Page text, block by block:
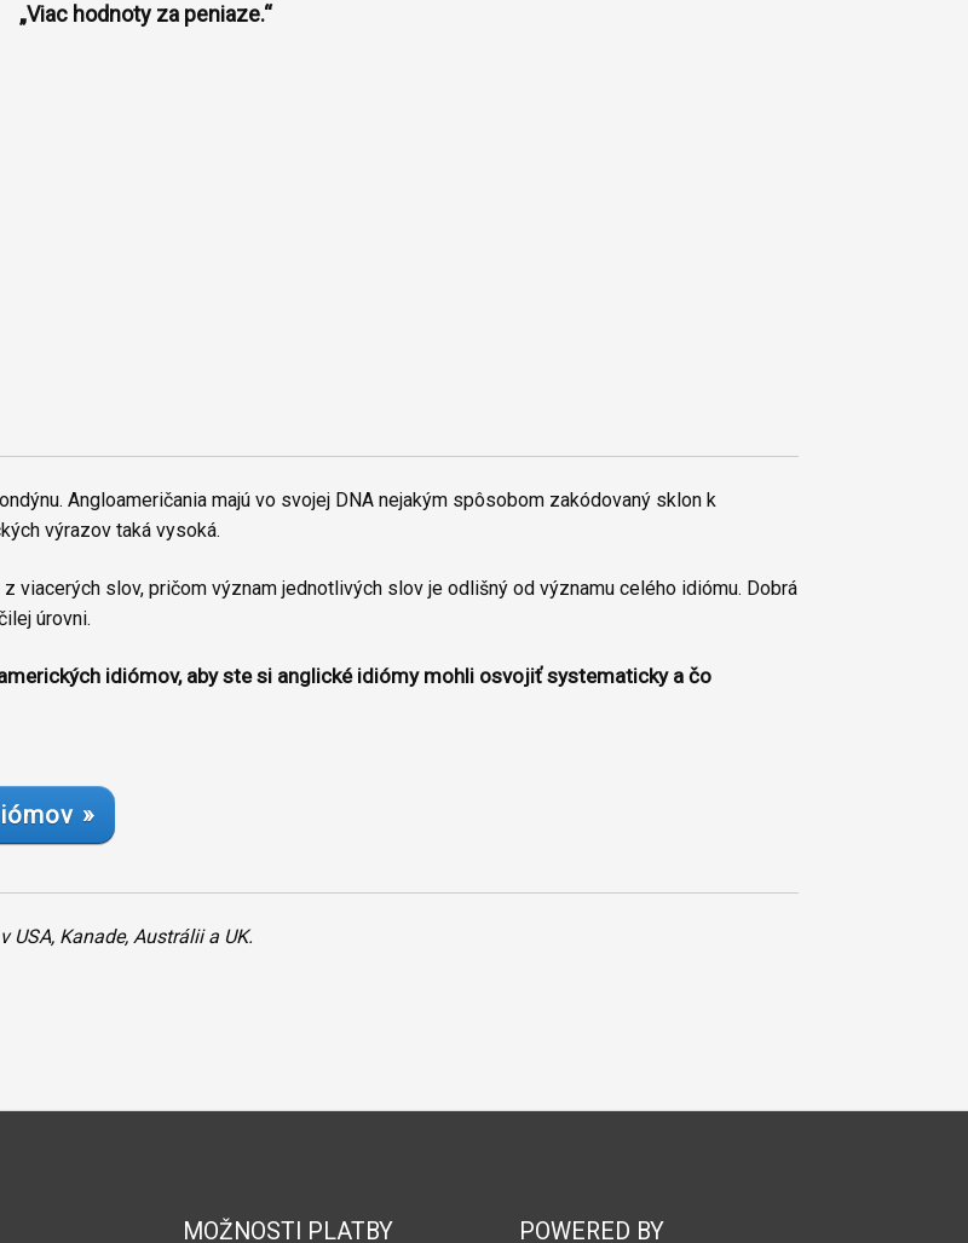
„Viac hodnoty za peniaze.“
Angloameričania majú vo svojej DNA nejakým spôsobom zakódovaný sklon k
výrazov taká vysoká.
viacerých slov, pričom význam jednotlivých slov je odlišný od významu celého idiómu. Dobrá
úrovni.
idiómov, aby ste si anglické idiómy mohli osvojiť systematicky a čo
»
Kanade, Austrálii a UK.
MOŽNOSTI PLATBY POWERED BY